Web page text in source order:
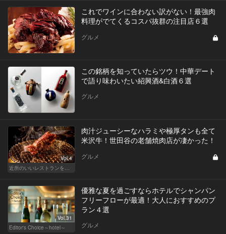
これでワインに合わない訳がない！最強肉
料理がでてくるコスパ抜群の注目店６選
グルメ
この銘柄を知っていたらツウ！中華デート
で語り味わいたい紹興酒&白酒６選
グルメ
Vol.4
肉汁ジューシーなハラミや極厚タンも全て
米沢牛！世田谷の老舗焼肉店が凄かった！
グルメ
Vol.31
Editor's Choice～hotel～
優雅な夏を過ごすならホテルでシャンパン
フリーフローが最適！大人におすすめのプ
ラン４選
グルメ